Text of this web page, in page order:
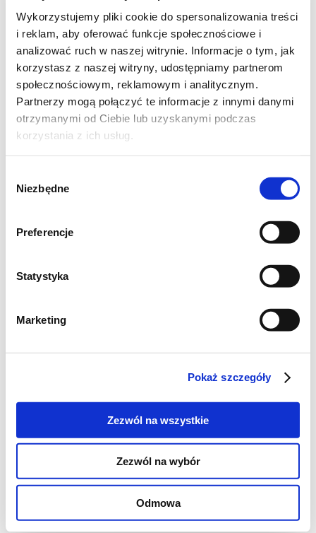
Wykorzystujemy pliki cookie do spersonalizowania treści
i reklam, aby oferować funkcje społecznościowe i
analizować ruch w naszej witrynie. Informacje o tym, jak
korzystasz z naszej witryny, udostępniamy partnerom
społecznościowym, reklamowym i analitycznym.
Partnerzy mogą połączyć te informacje z innymi danymi
otrzymanymi od Ciebie lub uzyskanymi podczas
korzystania z ich usług.
zgody
Niezbędne
Preferencje
Statystyka
Marketing
Pokaż szczegóły
Zezwól na wszystkie
Zezwól na wybór
Odmowa
błyskawicznym.
1/2 szklanki cukru
1 płaska łyżeczka proszku do pieczenia
Dodać mąkę, zmieszaną z proszkiem i lekko
wymieszać. Wylać na formę do pieczenia
(śr.21 cm). Upiec na złoty kolor w temp. 180
stopni.